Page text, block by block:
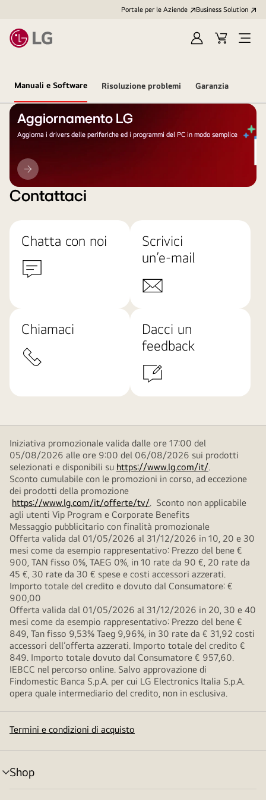
Portale per le Aziende Business Solution
AccediCart
Open
Manuali e Software Risoluzione problemi Garanzia
Aggiornamento LG
Aggiorna i drivers delle periferiche ed i programmi del PC in modo semplice
Aggiornamento
LG
Contattaci
Chatta con noi
Scrivici
un’e-mail
Chiamaci
Dacci un
feedback
Iniziativa promozionale valida dalle ore 17:00 del
05/08/2026 alle ore 9:00 del 06/08/2026 sui prodotti
selezionati e disponibili su https://www.lg.com/it/.
Sconto cumulabile con le promozioni in corso, ad eccezione
dei prodotti della promozione
https://www.lg.com/it/offerte/tv/. Sconto non applicabile
agli utenti Vip Program e Corporate Benefits
Messaggio pubblicitario con finalità promozionale
Offerta valida dal 01/05/2026 al 31/12/2026 in 10, 20 e 30
mesi come da esempio rappresentativo: Prezzo del bene €
900, TAN fisso 0%, TAEG 0%, in 10 rate da 90 €, 20 rate da
45 €, 30 rate da 30 € spese e costi accessori azzerati.
Importo totale del credito e dovuto dal Consumatore: €
900,00
Offerta valida dal 01/05/2026 al 31/12/2026 in 20, 30 e 40
mesi come da esempio rappresentativo: Prezzo del bene €
849, Tan fisso 9,53% Taeg 9,96%, in 30 rate da € 31,92 costi
accessori dell’offerta azzerati. Importo totale del credito €
849. Importo totale dovuto dal Consumatore € 957,60.
IEBCC nel percorso online. Salvo approvazione di
Findomestic Banca S.p.A. per cui LG Electronics Italia S.p.A.
opera quale intermediario del credito, non in esclusiva.
Termini e condizioni di acquisto
Shop
Attivazione
menu